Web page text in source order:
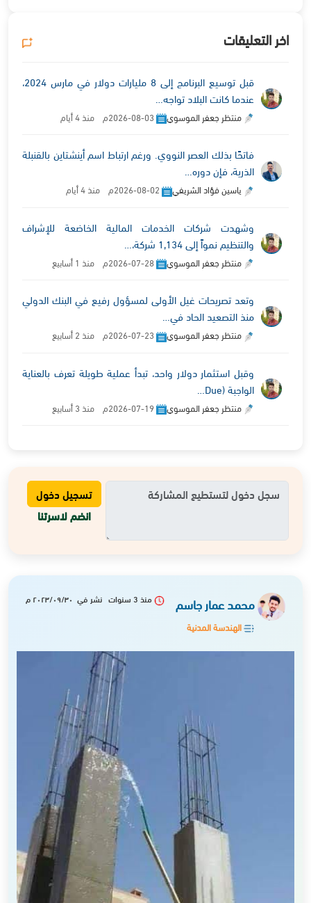
اخر التعليقات
قبل توسيع البرنامج إلى 8 مليارات دولار في مارس 2024،
عندما كانت البلاد تواجه…
منتظر جعفر الموسوي
فاتحًا بذلك العصر النووي. ورغم ارتباط اسم أينشتاين بالقنبلة
الذرية، فإن دوره…
ياسين فؤاد الشريفي
وشهدت شركات الخدمات المالية الخاضعة للإشراف
والتنظيم نمواً إلى 1,134 شركة،…
منتظر جعفر الموسوي
وتعد تصريحات غيل الأولى لمسؤول رفيع في البنك الدولي
منذ التصعيد الحاد في…
منتظر جعفر الموسوي
وقبل استثمار دولار واحد، تبدأ عملية طويلة تعرف بالعناية
الواجبة (Due…
منتظر جعفر الموسوي
تسجيل دخول
انضم لاسرتنا
محمد عمار جاسم
الهندسة المدنية
منذ 3 سنوات نشر في ٢٠٢٣/٠٩/٣٠ م